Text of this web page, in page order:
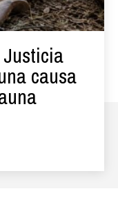
causa